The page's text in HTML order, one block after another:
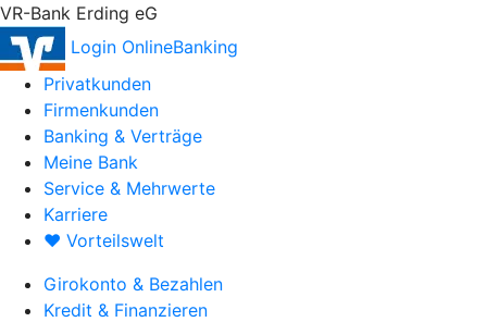
VR-Bank Erding eG
Login OnlineBanking
Privatkunden
Firmenkunden
Banking & Verträge
Meine Bank
Service & Mehrwerte
Karriere
♥ Vorteilswelt
Girokonto & Bezahlen
Kredit & Finanzieren